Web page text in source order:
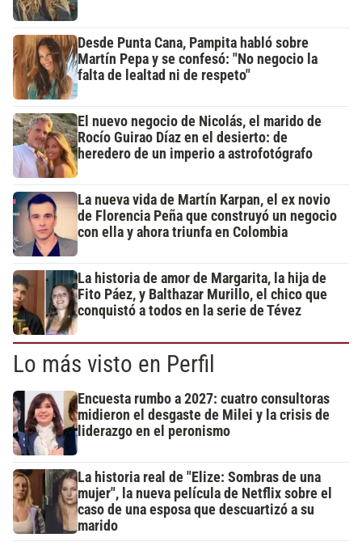
Desde Punta Cana, Pampita habló sobre
Martín Pepa y se confesó: "No negocio la
falta de lealtad ni de respeto"
El nuevo negocio de Nicolás, el marido de
Rocío Guirao Díaz en el desierto: de
heredero de un imperio a astrofotógrafo
La nueva vida de Martín Karpan, el ex novio
de Florencia Peña que construyó un negocio
con ella y ahora triunfa en Colombia
La historia de amor de Margarita, la hija de
Fito Páez, y Balthazar Murillo, el chico que
conquistó a todos en la serie de Tévez
Lo más visto en Perfil
Encuesta rumbo a 2027: cuatro consultoras
midieron el desgaste de Milei y la crisis de
liderazgo en el peronismo
La historia real de "Elize: Sombras de una
mujer", la nueva película de Netflix sobre el
caso de una esposa que descuartizó a su
marido